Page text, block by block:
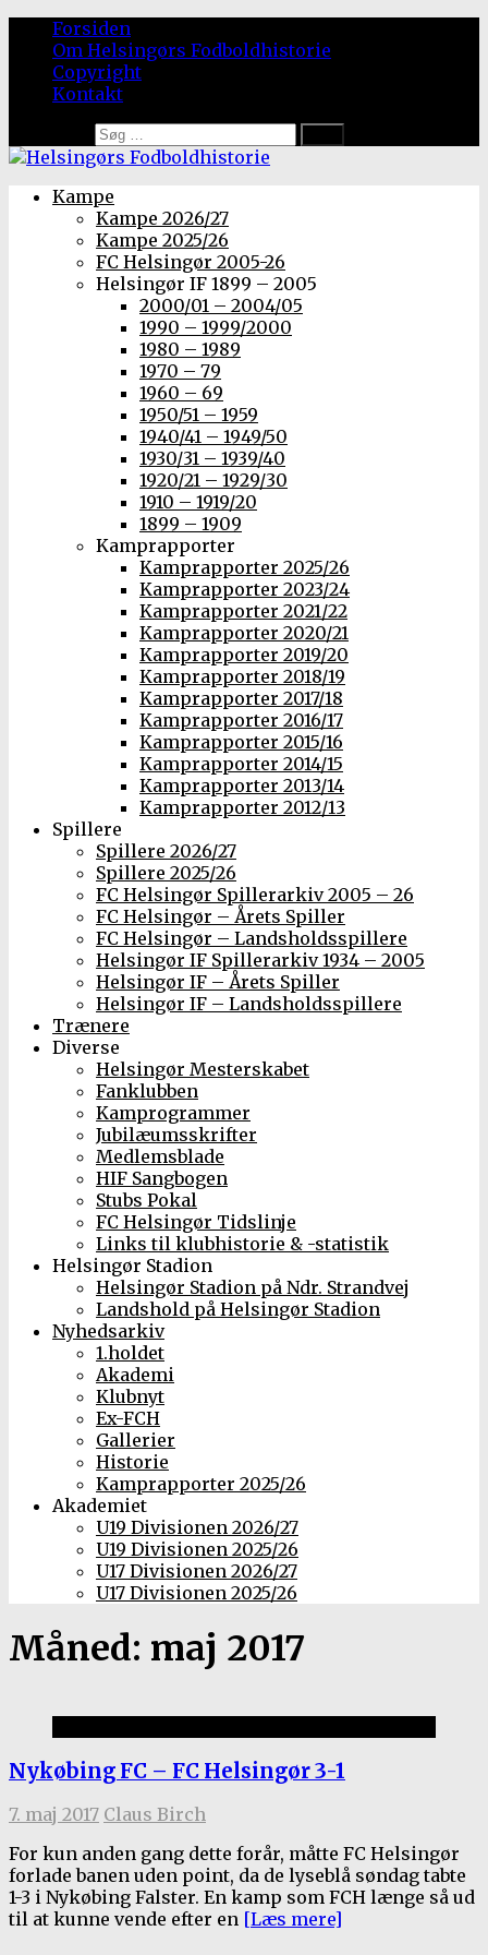
Forsiden
Om Helsingørs Fodboldhistorie
Copyright
Kontakt
Kampe
Kampe 2026/27
Kampe 2025/26
FC Helsingør 2005-26
Helsingør IF 1899 – 2005
2000/01 – 2004/05
1990 – 1999/2000
1980 – 1989
1970 – 79
1960 – 69
1950/51 – 1959
1940/41 – 1949/50
1930/31 – 1939/40
1920/21 – 1929/30
1910 – 1919/20
1899 – 1909
Kamprapporter
Kamprapporter 2025/26
Kamprapporter 2023/24
Kamprapporter 2021/22
Kamprapporter 2020/21
Kamprapporter 2019/20
Kamprapporter 2018/19
Kamprapporter 2017/18
Kamprapporter 2016/17
Kamprapporter 2015/16
Kamprapporter 2014/15
Kamprapporter 2013/14
Kamprapporter 2012/13
Spillere
Spillere 2026/27
Spillere 2025/26
FC Helsingør Spillerarkiv 2005 – 26
FC Helsingør – Årets Spiller
FC Helsingør – Landsholdsspillere
Helsingør IF Spillerarkiv 1934 – 2005
Helsingør IF – Årets Spiller
Helsingør IF – Landsholdsspillere
Trænere
Diverse
Helsingør Mesterskabet
Fanklubben
Kamprogrammer
Jubilæumsskrifter
Medlemsblade
HIF Sangbogen
Stubs Pokal
FC Helsingør Tidslinje
Links til klubhistorie & -statistik
Helsingør Stadion
Helsingør Stadion på Ndr. Strandvej
Landshold på Helsingør Stadion
Nyhedsarkiv
1.holdet
Akademi
Klubnyt
Ex-FCH
Gallerier
Historie
Kamprapporter 2025/26
Akademiet
U19 Divisionen 2026/27
U19 Divisionen 2025/26
U17 Divisionen 2026/27
U17 Divisionen 2025/26
Måned: maj 2017
Nykøbing FC – FC Helsingør 3-1
7. maj 2017 Claus Birch
For kun anden gang dette forår, måtte FC Helsingør
forlade banen uden point, da de lyseblå søndag tabte
1-3 i Nykøbing Falster. En kamp som FCH længe så ud
til at kunne vende efter en [Læs mere]